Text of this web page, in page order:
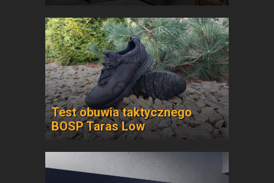
Test obuwia taktycznego
BOSP Taras Low